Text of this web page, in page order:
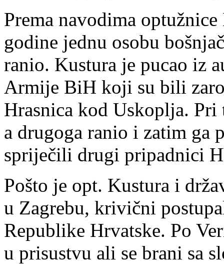
Prema navodima
godine jednu osobu
ranio. Kustura je pucao iz
Armije BiH koji su bili
Hrasnica kod Uskoplja.
a drugoga ranio i zatim ga
spriječili drugi pripadnici
Pošto je opt. Kustura i
u Zagrebu, krivični
Republike Hrvatske. Po
u prisustvu ali se brani sa